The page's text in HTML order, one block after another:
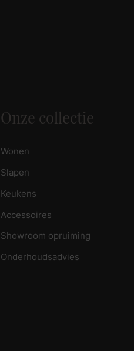
Onze collectie
Wonen
Slapen
Keukens
Accessoires
Showroom opruiming
Onderhoudsadvies